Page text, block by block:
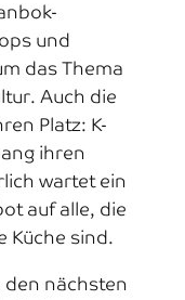
und
das Thema
Auch die
Platz: K-
ihren
wartet ein
auf alle, die
Küche sind.
den nächsten